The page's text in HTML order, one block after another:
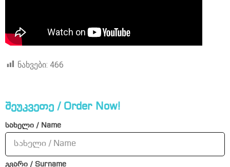
ნახვები: 466
შეუკვეთე / Order Now!
სახელი / Name
გვარი / Surname